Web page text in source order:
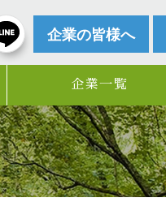
企業の皆様へ
企業一覧